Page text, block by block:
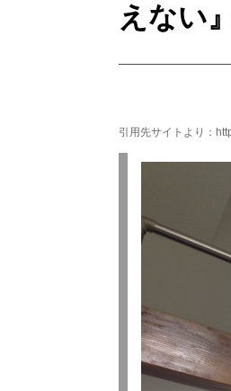
えない
引用先サイトより：